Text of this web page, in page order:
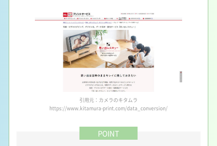
引用元：カメラのキタムラ
https://www.kitamura-print.com/data_conversion/
POINT